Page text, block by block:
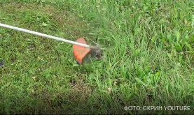
ФОТО: СКРИН YOUTUBE